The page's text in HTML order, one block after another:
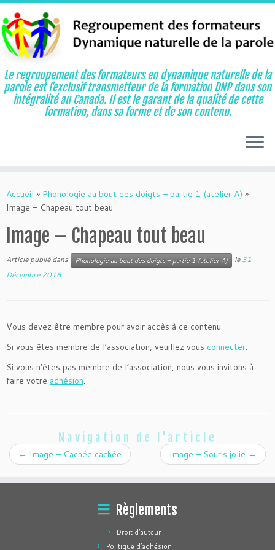
au
contenu
Le regroupement des formateurs en dynamique naturelle de la
parole est l’exclusif transmetteur de la formation DNP dans son
intégralité au Canada. Il est le garant de la qualité de cette
formation, dans sa forme et de son contenu.
Accueil » Phonologie au bout des doigts – partie 1 (atelier A) »
Image – Chapeau tout beau
Image – Chapeau tout beau
Article publié dans Phonologie au bout des doigts – partie 1 (atelier A) le31
Décembre 2016
Vous devez être membre pour avoir accès à ce contenu.
Si vous êtes membre de l’association, veuillez vous connecter.
Si vous n’êtes pas membre de l’association, nous vous invitons à
faire votre adhésion.
Navigation de l'article
← Image – Cachée cachée Image – Souris jolie →
Règlements
Droit d’auteur
Politique d’adhésion